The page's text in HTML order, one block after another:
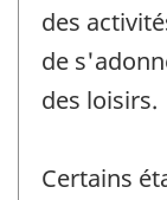
des
de
des loisirs.
Certains